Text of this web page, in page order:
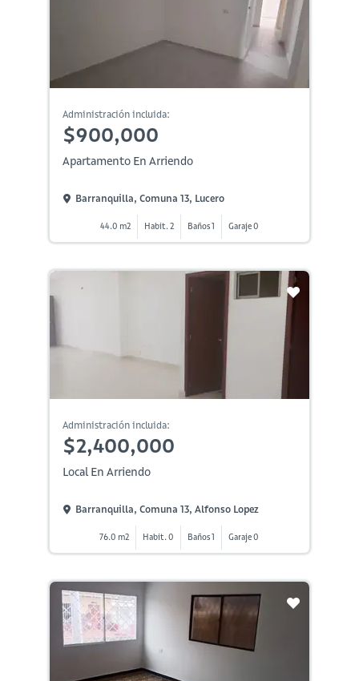
Administración incluida:
$900,000
Apartamento En Arriendo
Barranquilla, Comuna 13, Lucero
44.0 m2 Habit. 2 Baños 1 Garaje 0
Administración incluida:
$2,400,000
Local En Arriendo
Barranquilla, Comuna 13, Alfonso Lopez
76.0 m2 Habit. 0 Baños 1 Garaje 0